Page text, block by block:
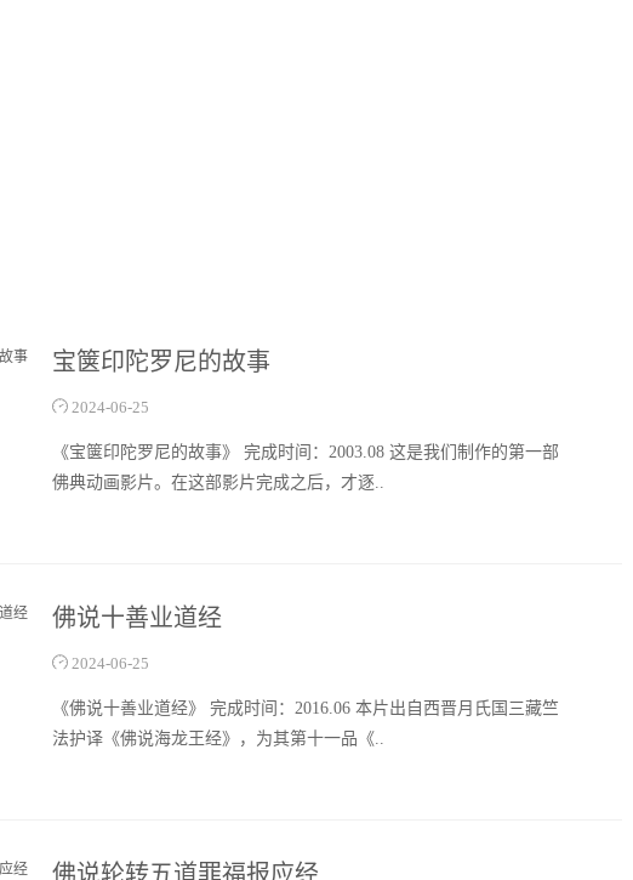
宝箧印陀罗尼的故事
2024-06-25
《宝箧印陀罗尼的故事》 完成时间：2003.08 这是我们制作的第一部
佛典动画影片。在这部影片完成之后，才逐..
佛说十善业道经
2024-06-25
《佛说十善业道经》 完成时间：2016.06 本片出自西晋月氏国三藏竺
法护译《佛说海龙王经》，为其第十一品《..
佛说轮转五道罪福报应经